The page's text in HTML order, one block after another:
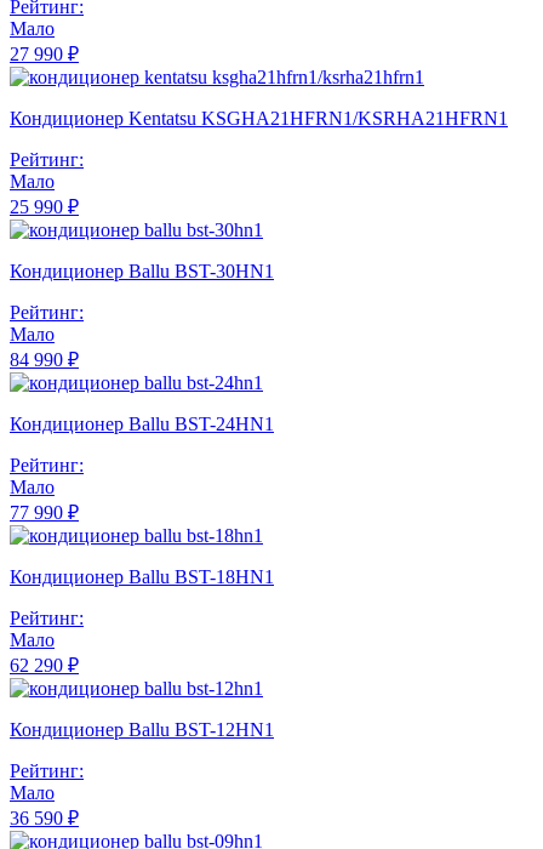
Рейтинг:
Мало
27 990 ₽
Кондиционер Kentatsu KSGHA21HFRN1/KSRHA21HFRN1
Рейтинг:
Мало
25 990 ₽
Кондиционер Ballu BST-30HN1
Рейтинг:
Мало
84 990 ₽
Кондиционер Ballu BST-24HN1
Рейтинг:
Мало
77 990 ₽
Кондиционер Ballu BST-18HN1
Рейтинг:
Мало
62 290 ₽
Кондиционер Ballu BST-12HN1
Рейтинг:
Мало
36 590 ₽